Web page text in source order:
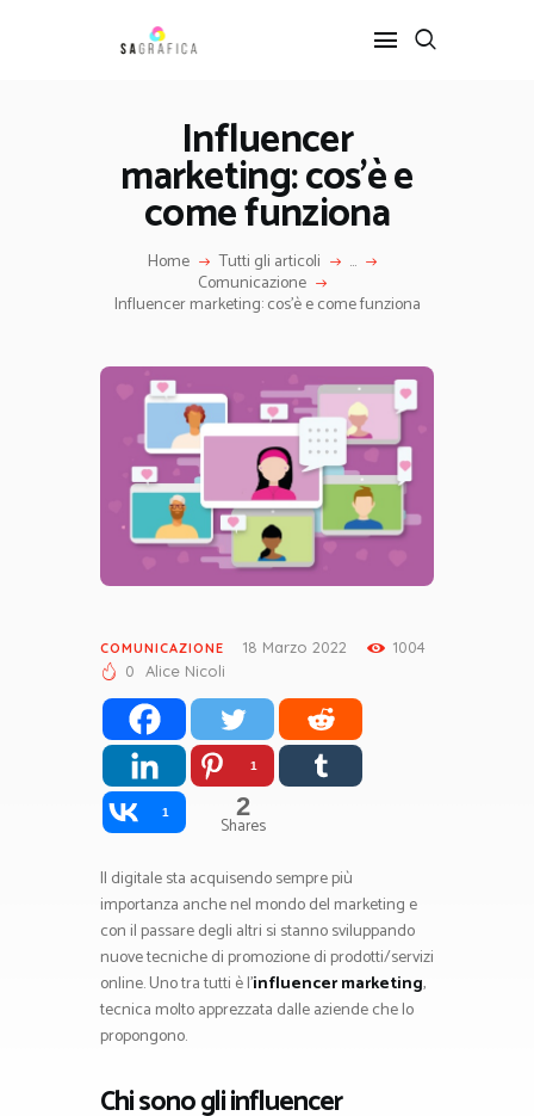
Influencer
marketing: cos’è e
come funziona
Home Tutti gli articoli ...
Comunicazione
Influencer marketing: cos’è e come funziona
HOME
GRAFICA
ARTE
INTERIOR DESIGN
SERVIZI
COMUNICAZIONE 18 Marzo 2022
1004
0
Alice Nicoli
1
1 2
Shares
Il digitale sta acquisendo sempre più
importanza anche nel mondo del marketing e
con il passare degli altri si stanno sviluppando
nuove tecniche di promozione di prodotti/servizi
online. Uno tra tutti è l’influencer marketing,
tecnica molto apprezzata dalle aziende che lo
propongono.
Chi sono gli influencer